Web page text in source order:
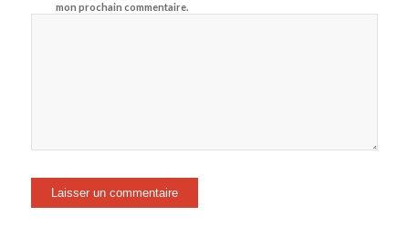
mon prochain commentaire.